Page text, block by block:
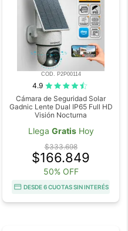
COD. P2P00114
4.9
Cámara de Seguridad Solar
Gadnic Lente Dual IP65 Full HD
Visión Nocturna
Llega GratisHoy
$333.698
$166.849
50% OFF
DESDE 6 CUOTAS SIN INTERÉS